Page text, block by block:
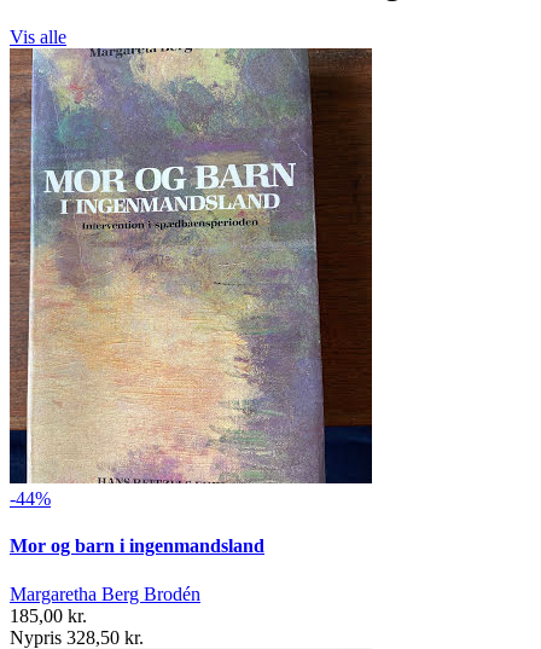
Vis alle
-44%
Mor og barn i ingenmandsland
Margaretha Berg Brodén
185,00 kr.
Nypris 328,50 kr.